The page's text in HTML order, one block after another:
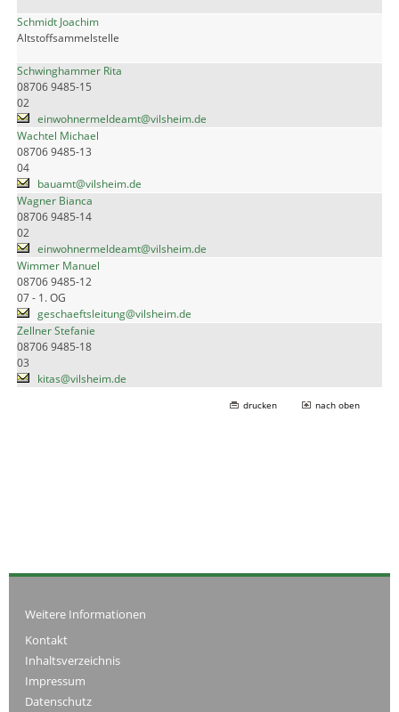
Schmidt Joachim
Altstoffsammelstelle
Schwinghammer Rita
08706 9485-15
02
einwohnermeldeamt@vilsheim.de
Wachtel Michael
08706 9485-13
04
bauamt@vilsheim.de
Wagner Bianca
08706 9485-14
02
einwohnermeldeamt@vilsheim.de
Wimmer Manuel
08706 9485-12
07 - 1. OG
geschaeftsleitung@vilsheim.de
Zellner Stefanie
08706 9485-18
03
kitas@vilsheim.de
drucken nach oben
Weitere Informationen
Kontakt
Inhaltsverzeichnis
Impressum
Datenschutz